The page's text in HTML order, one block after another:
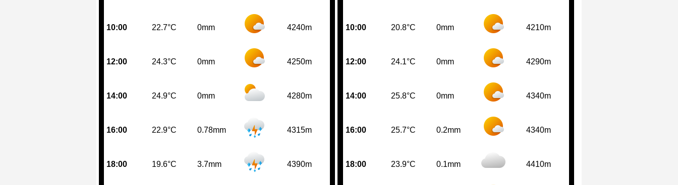
10:00 22.7°C 0mm 4240m
12:00 24.3°C 0mm 4250m
14:00 24.9°C 0mm 4280m
16:00 22.9°C 0.78mm 4315m
18:00 19.6°C 3.7mm 4390m
10:00 20.8°C 0mm 4210m
12:00 24.1°C 0mm 4290m
14:00 25.8°C 0mm 4340m
16:00 25.7°C 0.2mm 4340m
18:00 23.9°C 0.1mm 4410m